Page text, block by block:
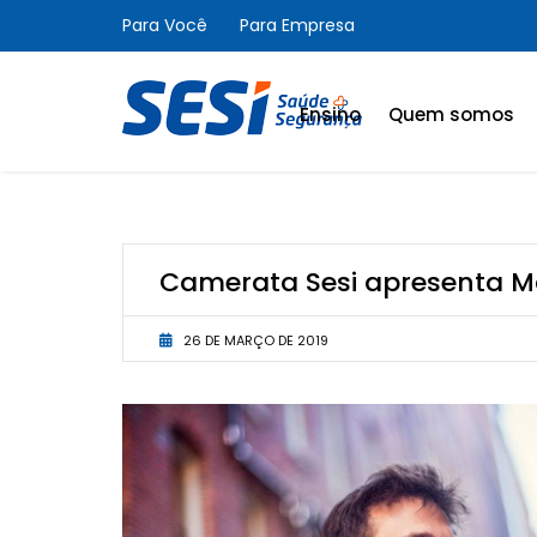
Para Você Para Empresa
Ensino
Diferenciais
Secretaria
Editais
Negociação de débitos
Quem somos
Camerata Sesi apresenta
26 DE MARÇO DE 2019